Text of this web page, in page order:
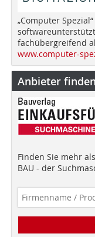
„Computer
fachübergreifend
www.computer-
Anbieter finden
Finden Sie mehr
BAU - der